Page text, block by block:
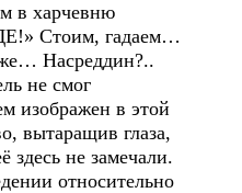
в харчевню
Стоим, гадаем…
Насреддин?..
не смог
изображен в этой
вытаращив глаза,
здесь не замечали.
относительно